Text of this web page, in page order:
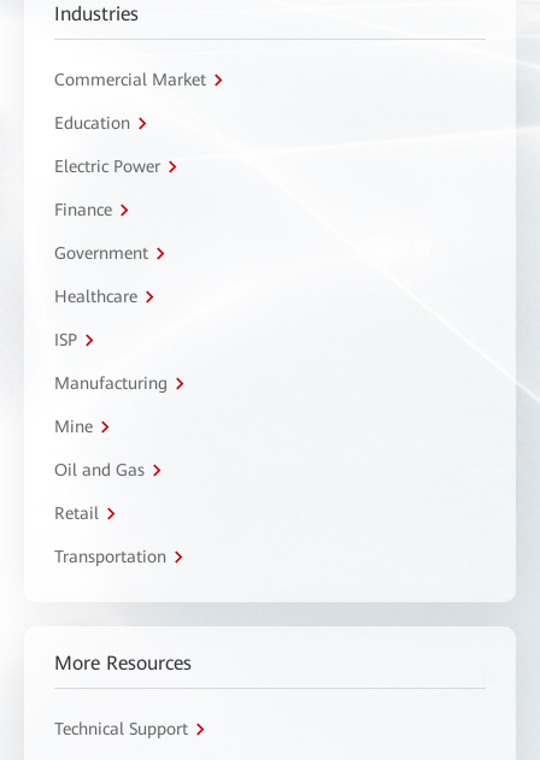
Industries
Commercial Market
Education
Electric Power
Finance
Government
Healthcare
ISP
Manufacturing
Mine
Oil and Gas
Retail
Transportation
More Resources
Technical Support